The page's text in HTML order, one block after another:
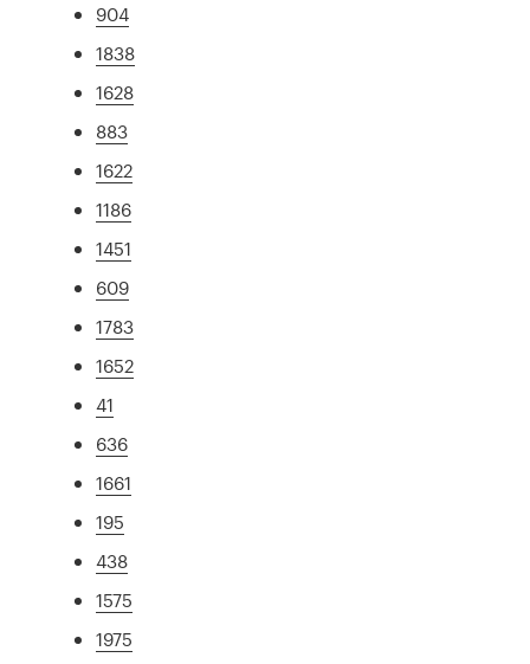
904
1838
1628
883
1622
1186
1451
609
1783
1652
41
636
1661
195
438
1575
1975